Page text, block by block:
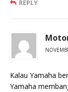
REPLY
Kalau Yamaha
Yamaha